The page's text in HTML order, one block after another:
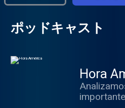
ポッドキャスト
Hora